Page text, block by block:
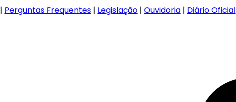
| Perguntas Frequentes | Legislação | Ouvidoria | Diário Oficial